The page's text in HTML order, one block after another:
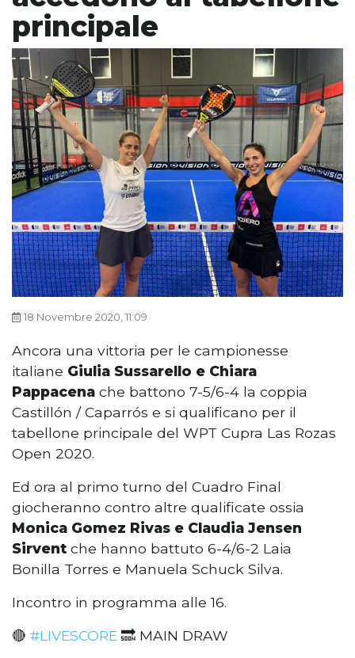
principale
18 Novembre 2020, 11:09
Ancora una vittoria per le campionesse
italiane Giulia Sussarello e Chiara
Pappacena che battono 7-5/6-4 la coppia
Castillón / Caparrós e si qualificano per il
tabellone principale del WPT Cupra Las Rozas
Open 2020.
Ed ora al primo turno del Cuadro Final
giocheranno contro altre qualificate ossia
Monica Gomez Rivas e Claudia Jensen
Sirvent che hanno battuto 6-4/6-2 Laia
Bonilla Torres e Manuela Schuck Silva.
Incontro in programma alle 16.
🔴 #LIVESCORE 🔜 MAIN DRAW